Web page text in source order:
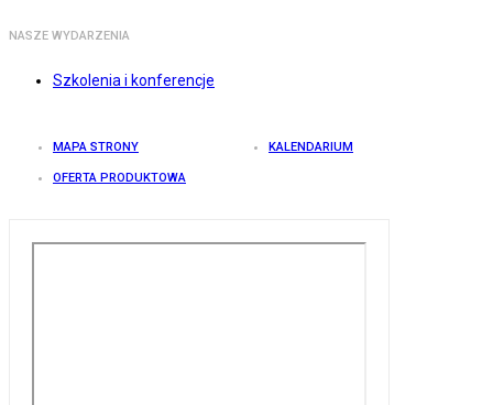
NASZE WYDARZENIA
Szkolenia i konferencje
MAPA STRONY KALENDARIUM
OFERTA PRODUKTOWA